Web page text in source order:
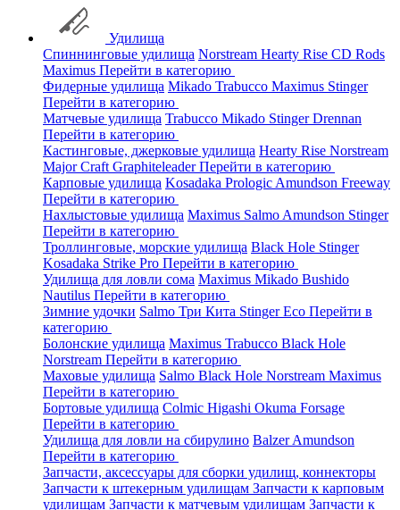
Удилища
Спиннинговые удилища Norstream Hearty Rise CD Rods
Maximus Перейти в категорию
Фидерные удилища Mikado Trabucco Maximus Stinger
Перейти в категорию
Матчевые удилища Trabucco Mikado StingerDrennan
Перейти в категорию
Кастинговые, джерковые удилища Hearty Rise Norstream
Major Craft GraphiteleaderПерейти в категорию
Карповые удилища Kosadaka Prologic Amundson Freeway
Перейти в категорию
Нахлыстовые удилища Maximus Salmo Amundson Stinger
Перейти в категорию
Троллинговые, морские удилища Black Hole Stinger
Kosadaka Strike Pro Перейти в категорию
Удилища для ловли сома Maximus Mikado Bushido
Nautilus Перейти в категорию
Зимние удочки Salmo Три Кита StingerEco Перейти в
категорию
Болонские удилища Maximus Trabucco Black Hole
Norstream Перейти в категорию
Маховые удилища Salmo Black Hole Norstream Maximus
Перейти в категорию
Бортовые удилища Colmic Higashi Okuma Forsage
Перейти в категорию
Удилища для ловли на сбирулино BalzerAmundson
Перейти в категорию
Запчасти, аксессуары для сборки удилищ, коннекторы
Запчасти к штекерным удилищам Запчасти к карповым
удилищам Запчасти к матчевым удилищам Запчасти к